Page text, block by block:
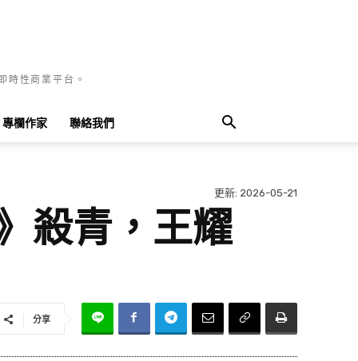
時性商業平台。
專欄作家 聯絡我們
更新: 2026-05-21
殺青，王耀
分享